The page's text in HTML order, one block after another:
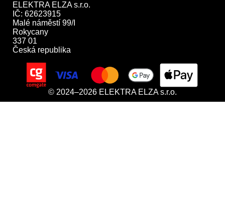
ELEKTRA ELZA s.r.o.
IČ: 62623915
Malé náměstí 99/I
Rokycany
337 01
Česká republika
© 2024–2026 ELEKTRA ELZA s.r.o.